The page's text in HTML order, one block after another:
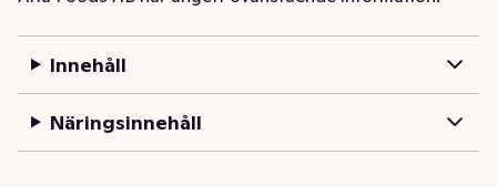
garanterar 100 procent svensk mjölk.
Grynig färskost med krämig konsistens, tillverkad av
mellanmål Hasselnöt/blåbär/tranbär är ett gott,
proteinrikt mellanmål med härlig smak som håller dig
Innehåll
Näringsinnehåll